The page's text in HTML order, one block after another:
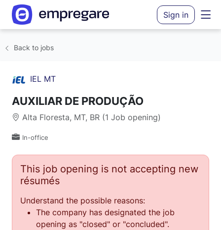
Sign in
Back to jobs
IEL MT
AUXILIAR DE PRODUÇÃO
Alta Floresta, MT, BR (1 Job opening)
In-office
This job opening is not accepting new
résumés
Understand the possible reasons:
The company has designated the job
opening as "closed" or "concluded".